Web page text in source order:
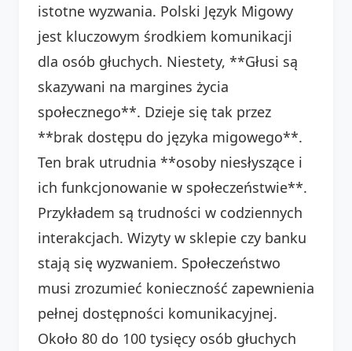
istotne wyzwania. Polski Język Migowy
jest kluczowym środkiem komunikacji
dla osób głuchych. Niestety, **Głusi są
skazywani na margines życia
społecznego**. Dzieje się tak przez
**brak dostępu do języka migowego**.
Ten brak utrudnia **osoby niesłyszące i
ich funkcjonowanie w społeczeństwie**.
Przykładem są trudności w codziennych
interakcjach. Wizyty w sklepie czy banku
stają się wyzwaniem. Społeczeństwo
musi zrozumieć konieczność zapewnienia
pełnej dostępności komunikacyjnej.
Około 80 do 100 tysięcy osób głuchych